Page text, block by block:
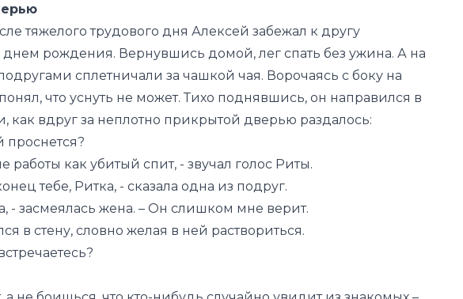
тяжелого трудового дня Алексей забежал к другу
днем рождения. Вернувшись домой, лег спать без ужина. А на
сплетничали за чашкой чая. Ворочаясь с боку на
что уснуть не может. Тихо поднявшись, он направился в
как вдруг за неплотно прикрытой дверью раздалось:
проснется?
работы как убитый спит, - звучал голос Риты.
тебе, Ритка, - сказала одна из подруг.
- засмеялась жена. – Он слишком мне верит.
в стену, словно желая в ней раствориться.